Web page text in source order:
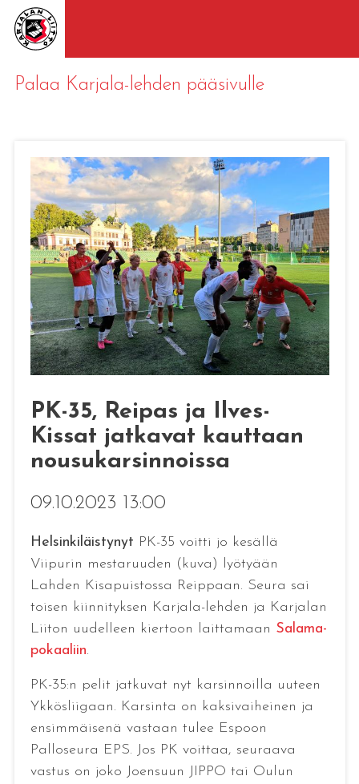
Palaa Karjala-lehden pääsivulle
PK-35, Reipas ja Ilves-
Kissat jatkavat kauttaan
nousukarsinnoissa
09.10.2023 13:00
Helsinkiläistynyt PK-35 voitti jo kesällä
Viipurin mestaruuden (kuva) lyötyään
Lahden Kisapuistossa Reippaan. Seura sai
toisen kiinnityksen Karjala-lehden ja Karjalan
Liiton uudelleen kiertoon laittamaan Salama-
pokaaliin.
PK-35:n pelit jatkuvat nyt karsinnoilla uuteen
Ykkösliigaan. Karsinta on kaksivaiheinen ja
ensimmäisenä vastaan tulee Espoon
Palloseura EPS. Jos PK voittaa, seuraava
vastus on joko Joensuun JIPPO tai Oulun